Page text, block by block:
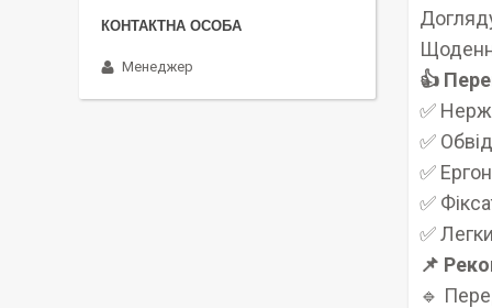
👍
✅
✅
✅
✅
✅
📌
🔹
Менеджер